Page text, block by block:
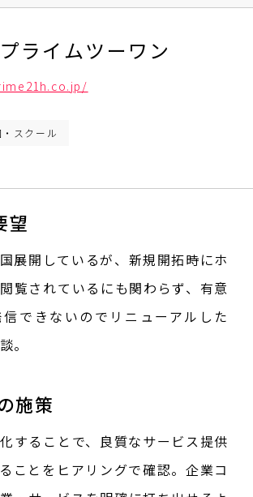
ライムツーワン
スクール
望
展開しているが、新規開拓時にホ
覧されているにも関わらず、有意
できないのでリニューアルした
。
施策
することで、良質なサービス提供
ことをヒアリングで確認。企業コ